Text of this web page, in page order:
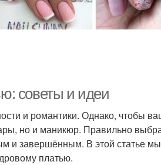
советы и идеи
и романтики. Однако,
но и маникюр. Правильно
и завершённым. В этой статье
платью.